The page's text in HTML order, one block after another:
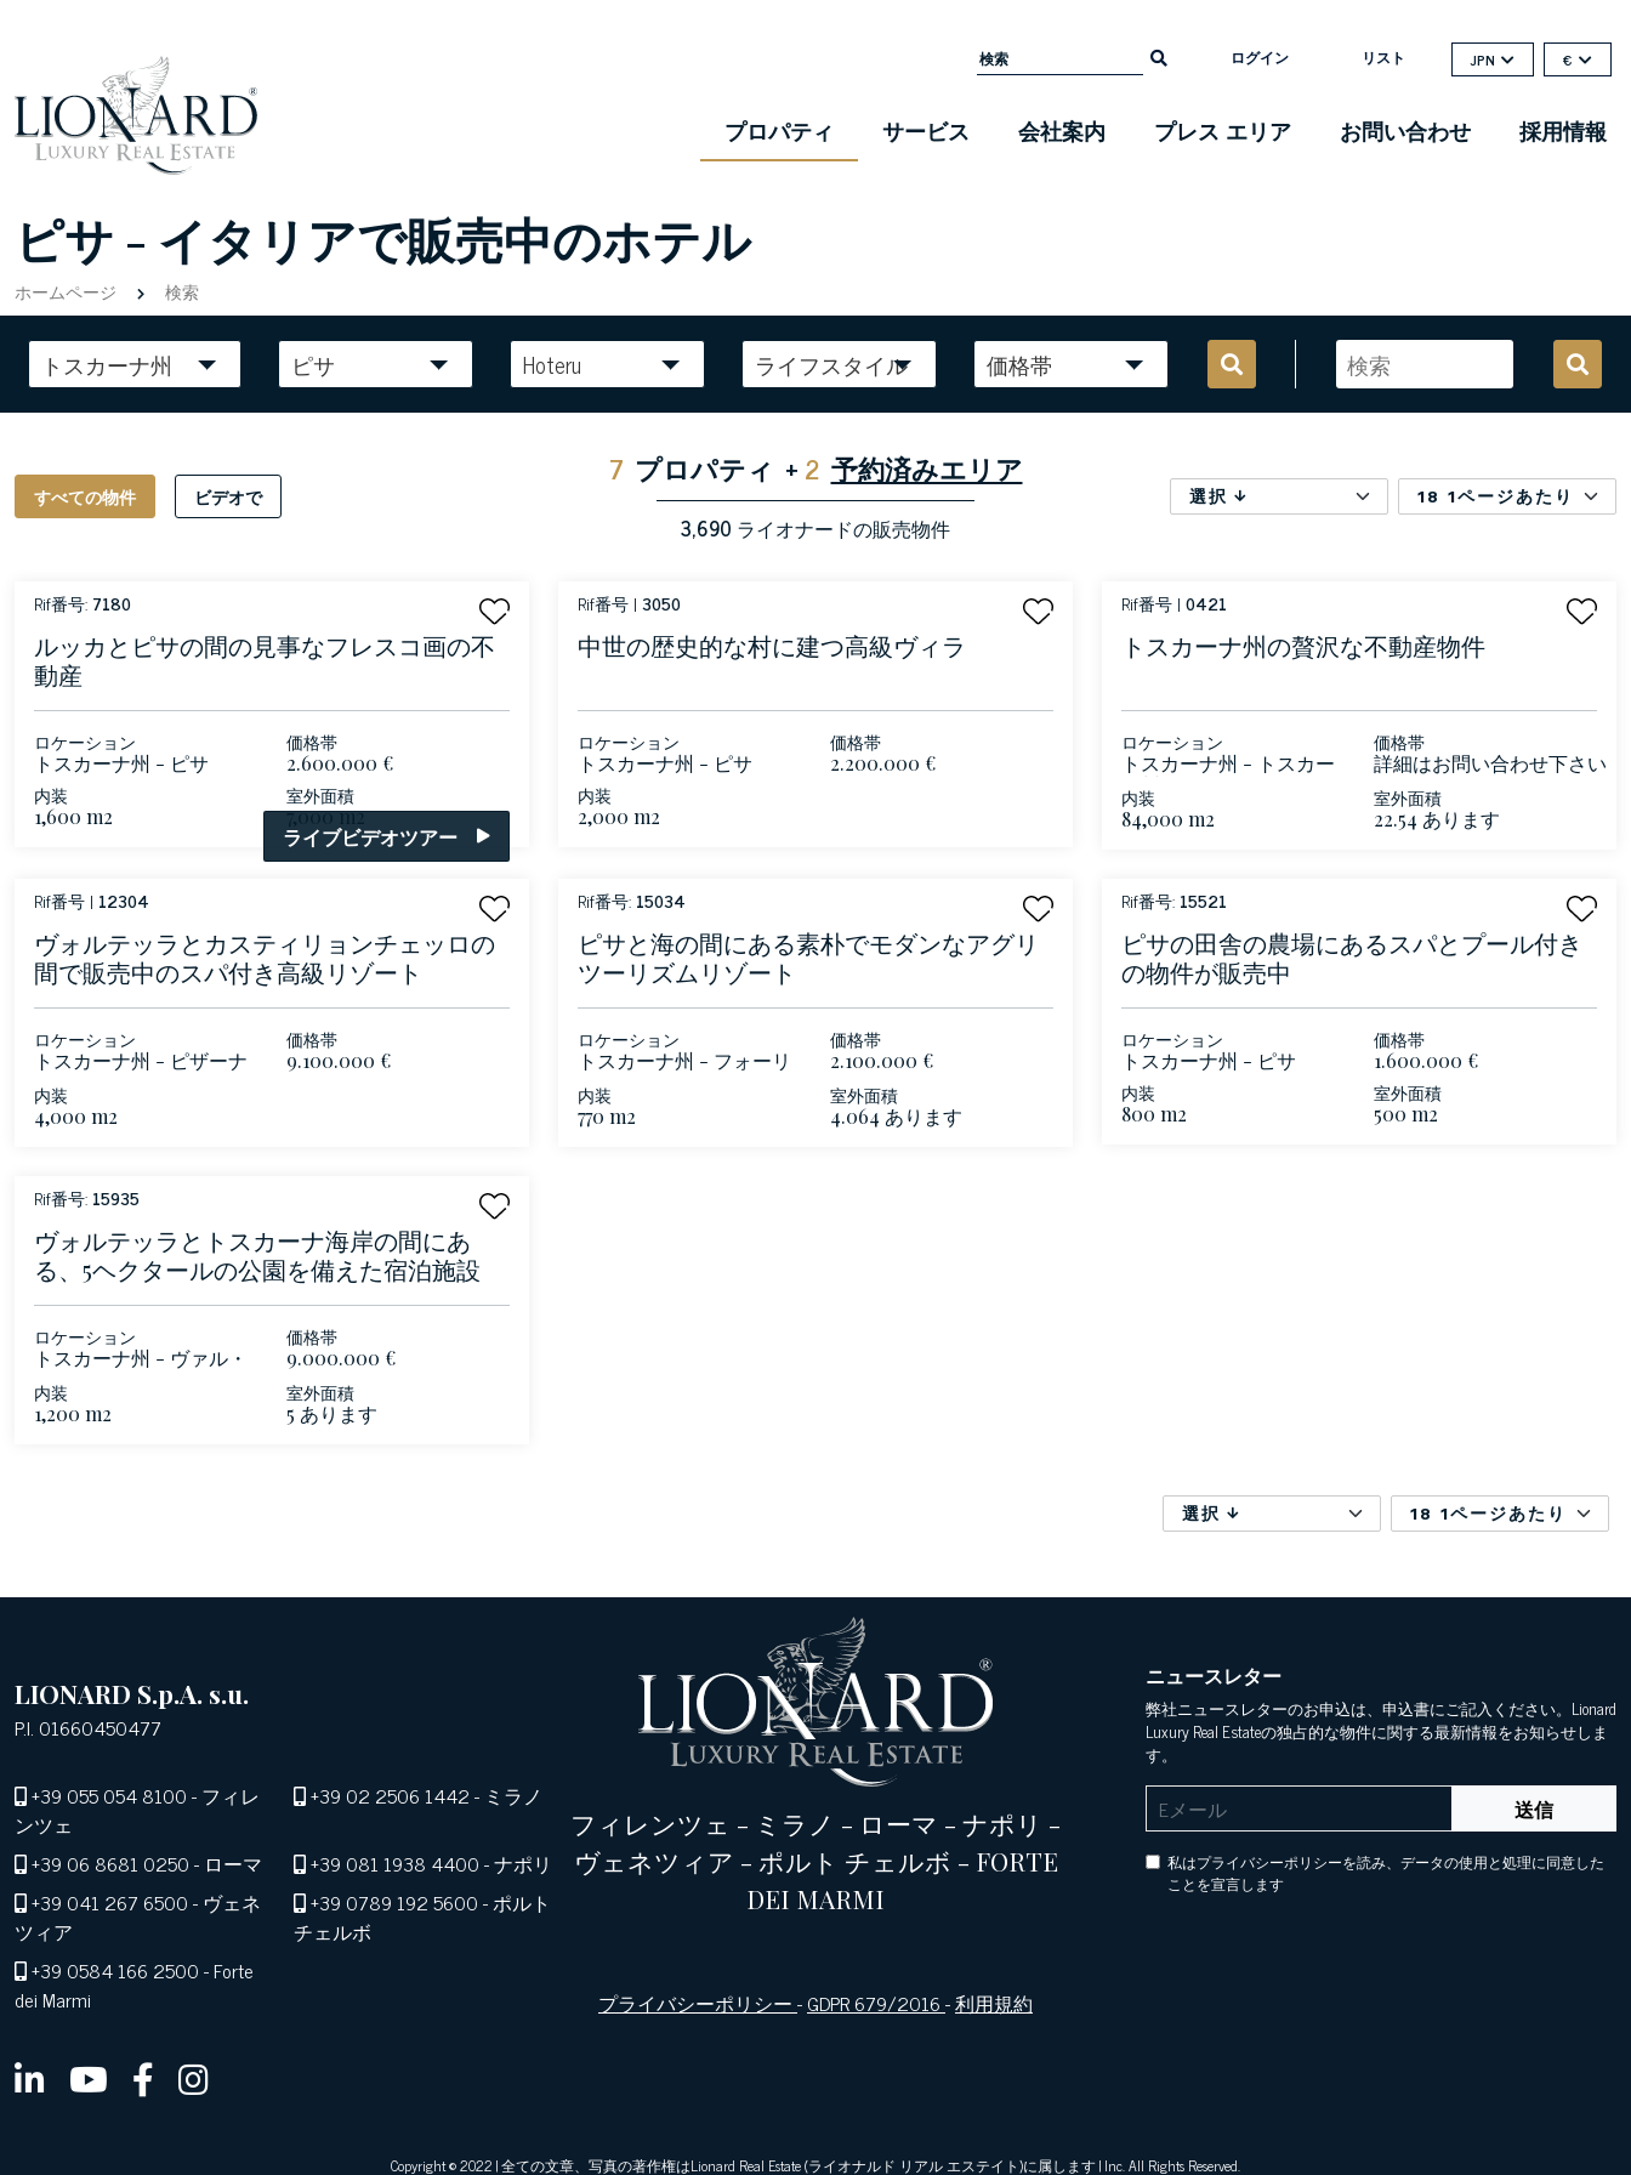
ログイン リスト JPN €
プロパティ サービス 会社案内 プレス エリア お問い合わせ 採用情報
ピサ - イタリアで販売中のホテル
ホームページ 検索
トスカーナ州 ピサ Hoteru ライフスタイル 価格帯
すべての物件 ビデオで
7 プロパティ + 2 予約済みエリア
3,690 ライオナードの販売物件
選択 18 1ページあたり
Rif番号: 7180
ルッカとピサの間の見事なフレスコ画の不
動産
ロケーション
トスカーナ州 - ピサ
価格帯
2.600.000 €
内装
1,600 m2
室外面積
7,000 m2
Rif番号 | 3050
中世の歴史的な村に建つ高級ヴィラ
ロケーション
トスカーナ州 - ピサ
価格帯
2.200.000 €
内装
2,000 m2
Rif番号 | 0421
トスカーナ州の贅沢な不動産物件
ロケーション
トスカーナ州 - トスカー
ナ州－ピサ
価格帯
詳細はお問い合わせ下さい
内装
84,000 m2
室外面積
22.54 あります
ライブビデオツアー
Rif番号 | 12304
ヴォルテッラとカスティリョンチェッロの
間で販売中のスパ付き高級リゾート
ロケーション
トスカーナ州 - ピザーナ
マレンマ
価格帯
9.100.000 €
内装
4,000 m2
Rif番号: 15034
ピサと海の間にある素朴でモダンなアグリ
ツーリズムリゾート
ロケーション
トスカーナ州 - フォーリ
ア
価格帯
2.100.000 €
内装
770 m2
室外面積
4.064 あります
Rif番号: 15521
ピサの田舎の農場にあるスパとプール付き
の物件が販売中
ロケーション
トスカーナ州 - ピサ
価格帯
1.600.000 €
内装
800 m2
室外面積
500 m2
Rif番号: 15935
ヴォルテッラとトスカーナ海岸の間にあ
る、5ヘクタールの公園を備えた宿泊施設
ロケーション
トスカーナ州 - ヴァル・
ディ・チェチーナ
価格帯
9.000.000 €
内装
1,200 m2
室外面積
5 あります
選択 18 1ページあたり
LIONARD S.p.A. s.u.
P.I. 01660450477
+39 055 054 8100- フィレ
ンツェ
+39 02 2506 1442- ミラノ
+39 06 8681 0250- ローマ +39 081 1938 4400- ナポリ
+39 041 267 6500- ヴェネ
ツィア
+39 0789 192 5600- ポルト
チェルボ
+39 0584 166 2500- Forte
dei Marmi
フィレンツェ - ミラノ - ローマ - ナポリ -
ヴェネツィア - ポルト チェルボ - FORTE
DEI MARMI
プライバシーポリシー-GDPR 679/2016-利用規約
ニュースレター
弊社ニュースレターのお申込は、申込書にご記入ください。Lionard
Luxury Real Estateの独占的な物件に関する最新情報をお知らせしま
す。
送信
私はプライバシーポリシーを読み、データの使用と処理に同意した
ことを宣言します
Copyright © 2022 | 全ての文章、写真の著作権はLionard Real Estate (ライオナルド リアル エステイト)に属します | Inc. All Rights Reserved.